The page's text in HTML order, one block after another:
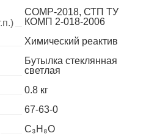
COMP-2018, СТП ТУ
КОМП 2-018-2006
Химический реактив
Бутылка стеклянная
светлая
0.8 кг
67-63-0
C₃H₈O